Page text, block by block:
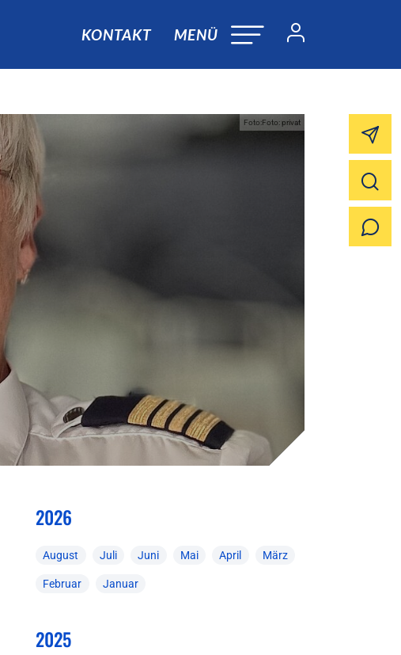
KONTAKT MENÜ
Foto:Foto: privat
2026
August Juli Juni Mai April März
Februar Januar
2025